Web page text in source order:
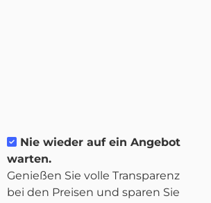
Über
Nie wieder auf ein Angebot
warten.
Genießen Sie volle Transparenz
bei den Preisen und sparen Sie